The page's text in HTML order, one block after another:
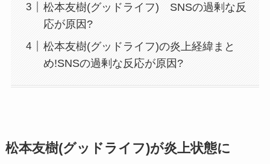
松本友樹(グッドライフ) SNSの過剰な反
応が原因?
松本友樹(グッドライフ)の炎上経緯まと
め!SNSの過剰な反応が原因?
松本友樹(グッドライフ)が炎上状態に